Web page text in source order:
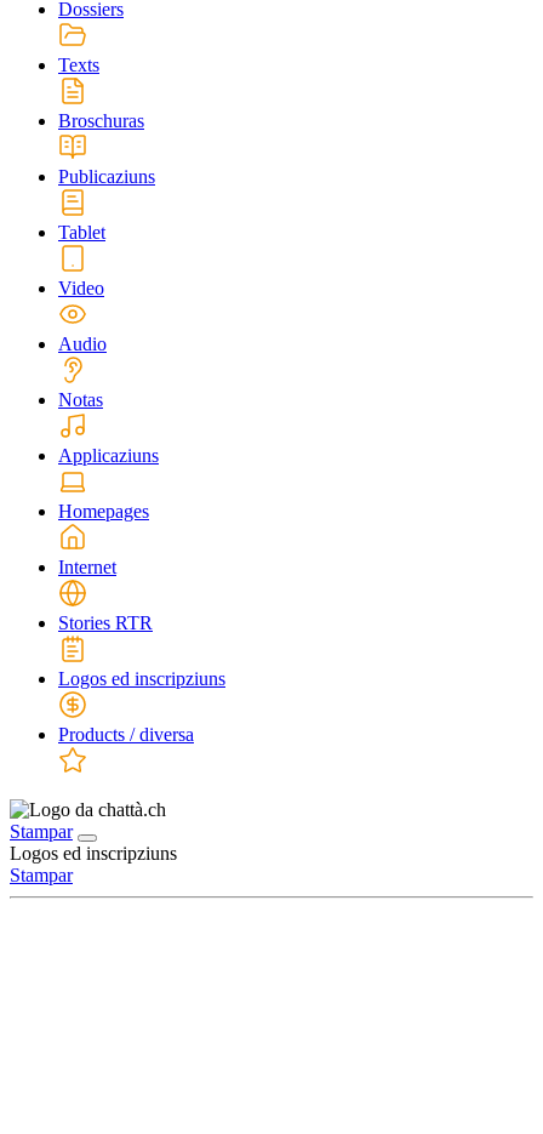
Dossiers
Texts
Broschuras
Publicaziuns
Tablet
Video
Audio
Notas
Applicaziuns
Homepages
Internet
Stories RTR
Logos ed inscripziuns
Products / diversa
Stampar
Logos ed inscripziuns
Stampar